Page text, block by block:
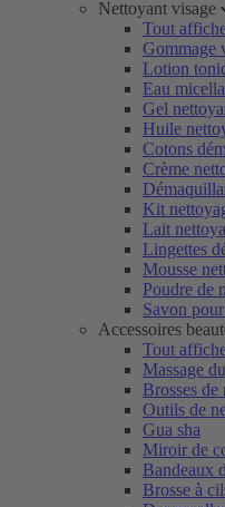
Nettoyant visage
Tout
Gommage
Lotion
Eau
Gel
Huile
Cotons
Crème
Kit
Lait
Lingettes
Mousse
Poudre de
Savon
Accessoires
Tout
Massage
Brosses
Outils de
Gua sha
Miroir de
Bandeaux
Brosse à